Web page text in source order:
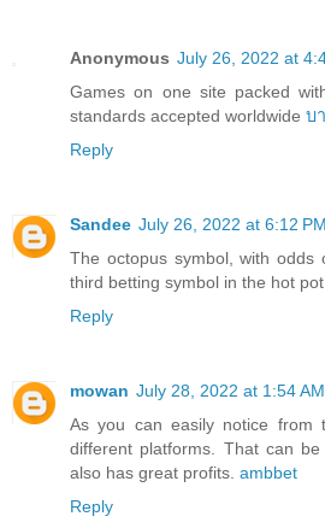
Anonymous July 26, 2022 at
Games on one site packed
standards accepted worldwide บ
Reply
Sandee July 26, 2022 at 6:12 PM
The octopus symbol, with
third betting symbol in the hot pot
Reply
mowan July 28, 2022 at 1:54 AM
As you can easily notice from
different platforms. That can
also has great profits. ambbet
Reply